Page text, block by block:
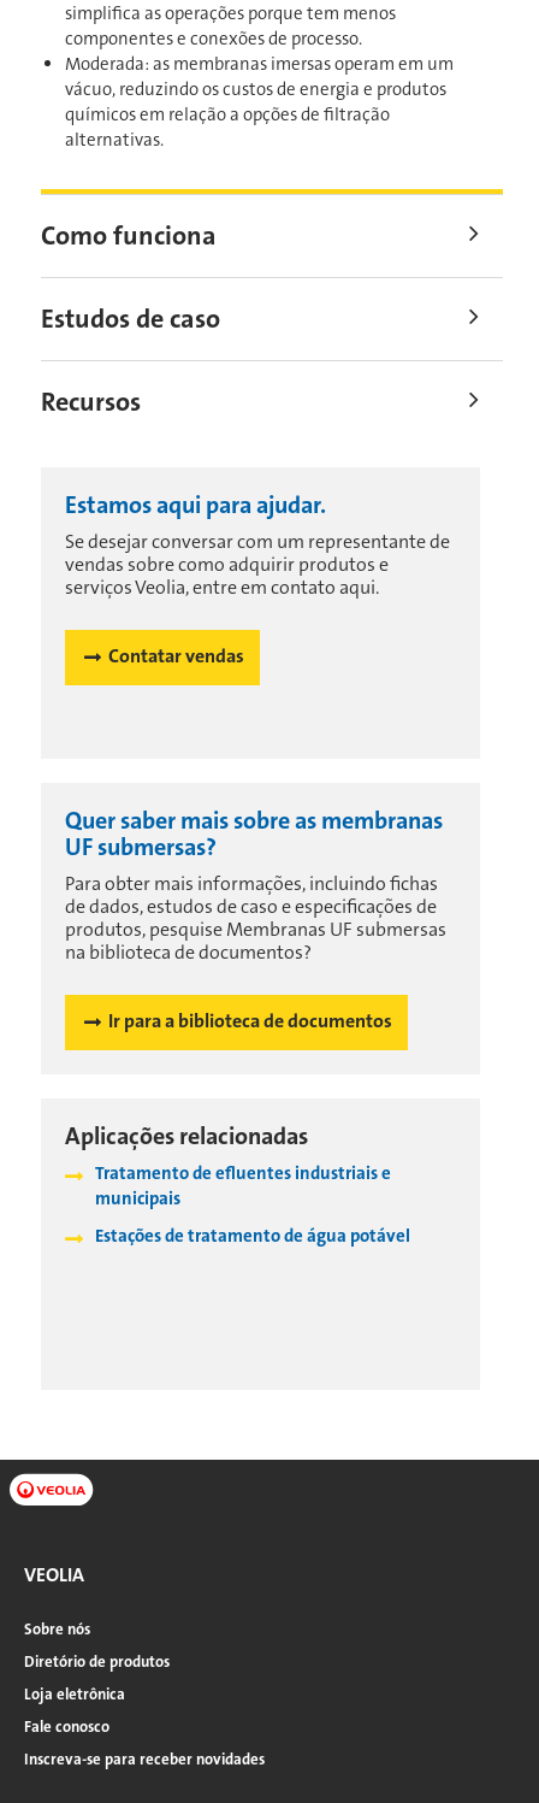
simplifica as operações porque tem menos
componentes e conexões de processo.
Moderada: as membranas imersas operam em um
vácuo, reduzindo os custos de energia e produtos
químicos em relação a opções de filtração
alternativas.
Como funciona
Estudos de caso
Recursos
Estamos aqui para ajudar.
Se desejar conversar com um representante de
vendas sobre como adquirir produtos e
serviços Veolia, entre em contato aqui.
Contatar vendas
Quer saber mais sobre as membranas
UF submersas?
Para obter mais informações, incluindo fichas
de dados, estudos de caso e especificações de
produtos, pesquise Membranas UF submersas
na biblioteca de documentos?
Ir para a biblioteca de documentos
Aplicações relacionadas
Tratamento de efluentes industriais e
municipais
Estações de tratamento de água potável
VEOLIA
Sobre nós
Diretório de produtos
Loja eletrônica
Fale conosco
Inscreva-se para receber novidades